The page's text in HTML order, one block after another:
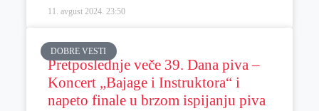
11. avgust 2024. 23:50
DOBRE VESTI
Pretposlednje veče 39. Dana piva –
Koncert „Bajage i Instruktora“ i
napeto finale u brzom ispijanju piva